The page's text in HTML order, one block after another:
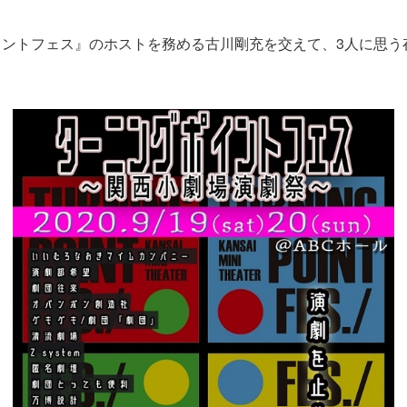
ントフェス』のホストを務める古川剛充を交えて、3人に思